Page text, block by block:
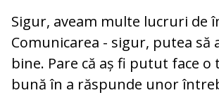
Sigur, aveam multe lucruri de
Comunicarea - sigur, putea să
bine. Pare că aș fi putut face o
bună în a răspunde unor